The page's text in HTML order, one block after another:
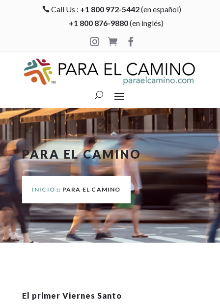
 Call Us : +1 800 972-5442(en español)
+1 800 876-9880(en inglés)

 
PARA EL CAMINO
INICIO :: PARA EL CAMINO
El primer Viernes Santo